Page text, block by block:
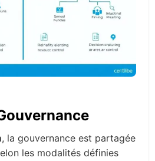
, la gouvernance est partagée
les modalités définies